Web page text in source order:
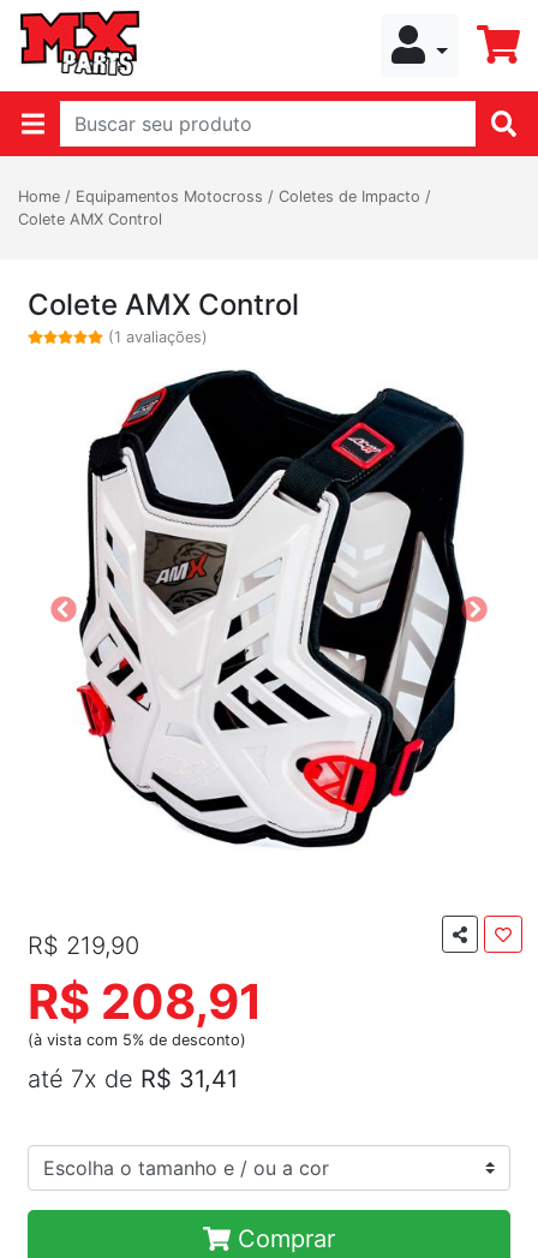
Home / Equipamentos Motocross / Coletes de Impacto /
Colete AMX Control
Colete AMX Control
(1 avaliações)
R$ 219,90
R$ 208,91
(à vista com 5% de desconto)
até 7x de R$ 31,41
Comprar